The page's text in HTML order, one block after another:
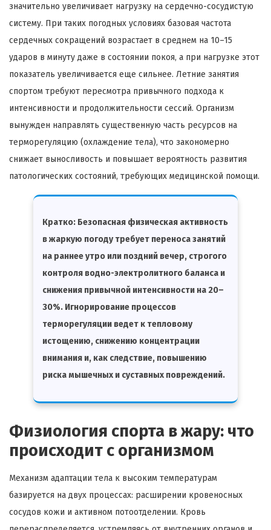
значительно увеличивает нагрузку на сердечно-сосудистую
систему. При таких погодных условиях базовая частота
сердечных сокращений возрастает в среднем на 10–15
ударов в минуту даже в состоянии покоя, а при нагрузке этот
показатель увеличивается еще сильнее. Летние занятия
спортом требуют пересмотра привычного подхода к
интенсивности и продолжительности сессий. Организм
вынужден направлять существенную часть ресурсов на
терморегуляцию (охлаждение тела), что закономерно
снижает выносливость и повышает вероятность развития
патологических состояний, требующих медицинской помощи.
Кратко: Безопасная физическая активность
в жаркую погоду требует переноса занятий
на раннее утро или поздний вечер, строгого
контроля водно-электролитного баланса и
снижения привычной интенсивности на 20–
30%. Игнорирование процессов
терморегуляции ведет к тепловому
истощению, снижению концентрации
внимания и, как следствие, повышению
риска мышечных и суставных повреждений.
Физиология спорта в жару: что
происходит с организмом
Механизм адаптации тела к высоким температурам
базируется на двух процессах: расширении кровеносных
сосудов кожи и активном потоотделении. Кровь